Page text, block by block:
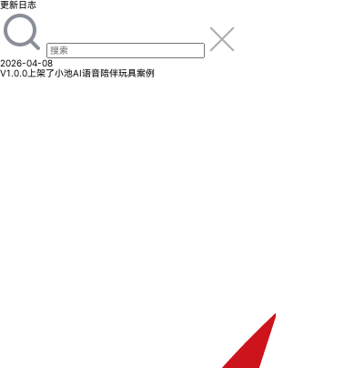
更新日志
2026-04-08
V1.0.0 上架了小池AI语音陪伴玩具案例